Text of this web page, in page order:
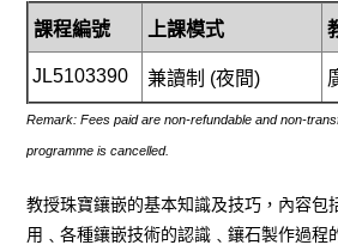
課程編號 上課模式
JL5103390 兼讀制 (夜間)
Remark: Fees paid are non-refundable and non-
programme is cancelled.
教授珠寶鑲嵌的基本知識及技巧 ，內容包
用
﹑各種鑲嵌技術的認識 ﹑鑲石製作過程